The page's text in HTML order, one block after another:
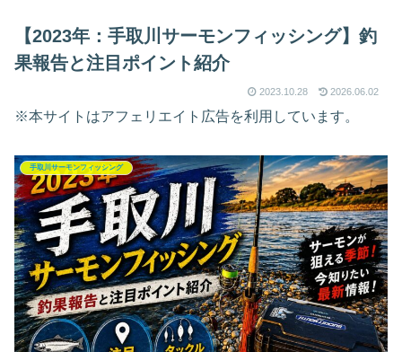
【2023年：手取川サーモンフィッシング】釣
果報告と注目ポイント紹介
2023.10.28 2026.06.02
※本サイトはアフェリエイト広告を利用しています。
手取川サーモンフィッシング